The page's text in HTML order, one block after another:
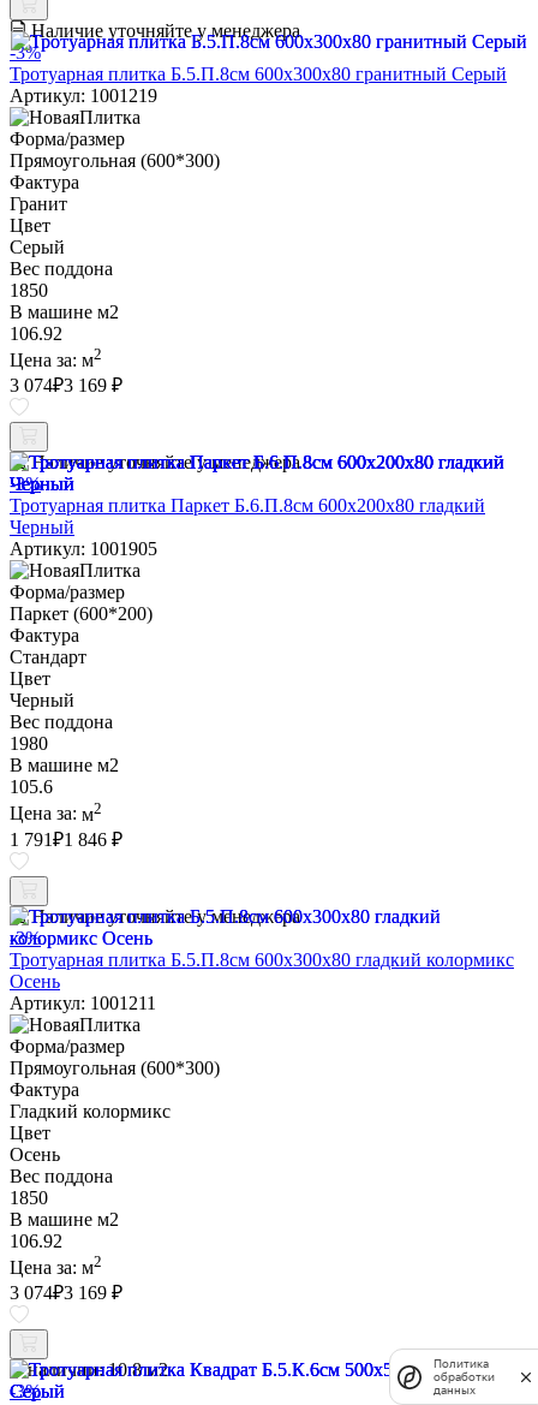
Наличие уточняйте у менеджера
-3%
Тротуарная плитка Б.5.П.8см 600х300х80 гранитный Серый
Артикул: 1001219
Форма/размер
Прямоугольная (600*300)
Фактура
Гранит
Цвет
Серый
Вес поддона
1850
В машине м2
106.92
Цена за: м2
3 074₽3 169 ₽
Наличие уточняйте у менеджера
-3%
Тротуарная плитка Паркет Б.6.П.8см 600х200х80 гладкий
Черный
Артикул: 1001905
Форма/размер
Паркет (600*200)
Фактура
Стандарт
Цвет
Черный
Вес поддона
1980
В машине м2
105.6
Цена за: м2
1 791₽1 846 ₽
Наличие уточняйте у менеджера
-3%
Тротуарная плитка Б.5.П.8см 600х300х80 гладкий колормикс
Осень
Артикул: 1001211
Форма/размер
Прямоугольная (600*300)
Фактура
Гладкий колормикс
Цвет
Осень
Вес поддона
1850
В машине м2
106.92
Цена за: м2
3 074₽3 169 ₽
В наличии: 10.8 м2
-3%
Политика
обработки
данных